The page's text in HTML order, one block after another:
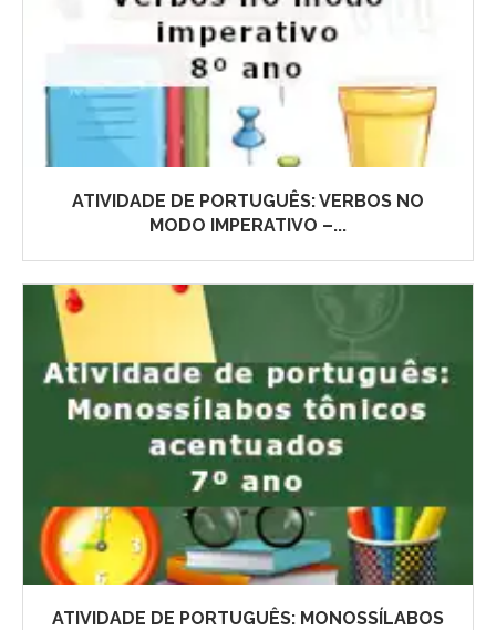
ATIVIDADE DE PORTUGUÊS: VERBOS NO
MODO IMPERATIVO –...
ATIVIDADE DE PORTUGUÊS: MONOSSÍLABOS